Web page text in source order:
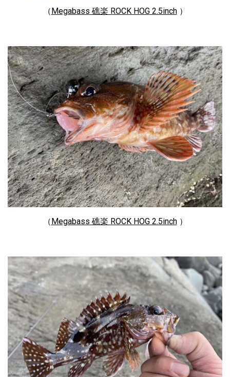
（ Megabass 礁楽 ROCK HOG 2.5inch）
（Megabass 礁楽 ROCK HOG 2.5inch）